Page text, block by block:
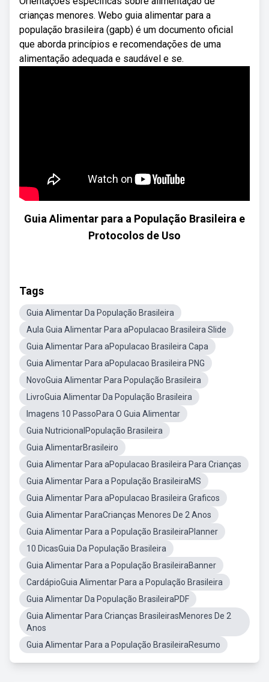
crianças menores. Webo guia alimentar para a
população brasileira (gapb) é um documento oficial
que aborda princípios e recomendações de uma
alimentação adequada e saudável e se.
Guia Alimentar para a População Brasileira e
Protocolos de Uso
Tags
Guia Alimentar Da População Brasileira
Aula Guia Alimentar Para aPopulacao Brasileira Slide
Guia Alimentar Para aPopulacao Brasileira Capa
Guia Alimentar Para aPopulacao Brasileira PNG
NovoGuia Alimentar Para População Brasileira
LivroGuia Alimentar Da População Brasileira
Imagens 10 PassoPara O Guia Alimentar
Guia NutricionalPopulação Brasileira
Guia AlimentarBrasileiro
Guia Alimentar Para aPopulacao Brasileira Para Crianças
Guia Alimentar Para a População BrasileiraMS
Guia Alimentar Para aPopulacao Brasileira Graficos
Guia Alimentar ParaCrianças Menores De 2 Anos
Guia Alimentar Para a População BrasileiraPlanner
10 DicasGuia Da População Brasileira
Guia Alimentar Para a População BrasileiraBanner
CardápioGuia Alimentar Para a População Brasileira
Guia Alimentar Da População BrasileiraPDF
Guia Alimentar Para Crianças BrasileirasMenores De 2
Anos
Guia Alimentar Para a População BrasileiraResumo